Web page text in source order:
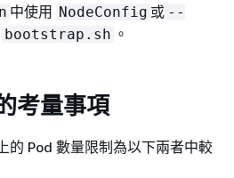
中使用 NodeConfig 或 --
bootstrap.sh 。
考量事項
的 Pod 數量限制為以下兩者中較